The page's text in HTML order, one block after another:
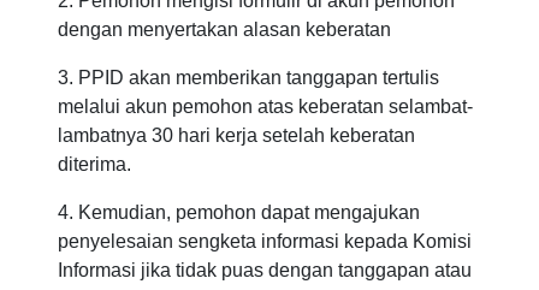
dengan menyertakan alasan keberatan
3. PPID akan memberikan tanggapan tertulis
melalui akun pemohon atas keberatan selambat-
lambatnya 30 hari kerja setelah keberatan
diterima.
4. Kemudian, pemohon dapat mengajukan
penyelesaian sengketa informasi kepada Komisi
Informasi jika tidak puas dengan tanggapan atau